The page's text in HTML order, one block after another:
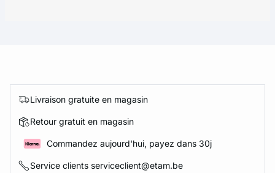
Livraison gratuite en magasin
Retour gratuit en magasin
Commandez aujourd'hui, payez dans 30j
Service clients serviceclient@etam.be